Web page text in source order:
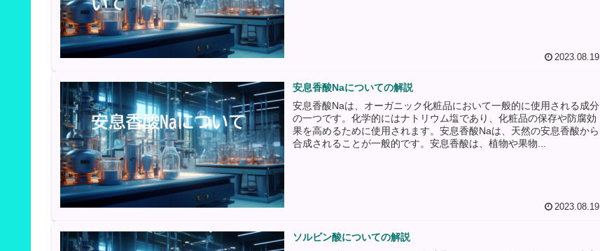
2023.08.19
安息香酸Naについての解説
安息香酸Naは、オーガニック化粧品において一般的に使用される成分
の一つです。化学的にはナトリウム塩であり、化粧品の保存や防腐効
果を高めるために使用されます。安息香酸Naは、天然の安息香酸から
合成されることが一般的です。安息香酸は、植物や果物...
2023.08.19
ソルビン酸についての解説